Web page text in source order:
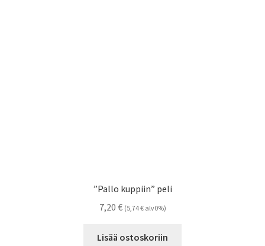
”Pallo kuppiin” peli
7,20 € (5,74€alv0%)
Lisää ostoskoriin